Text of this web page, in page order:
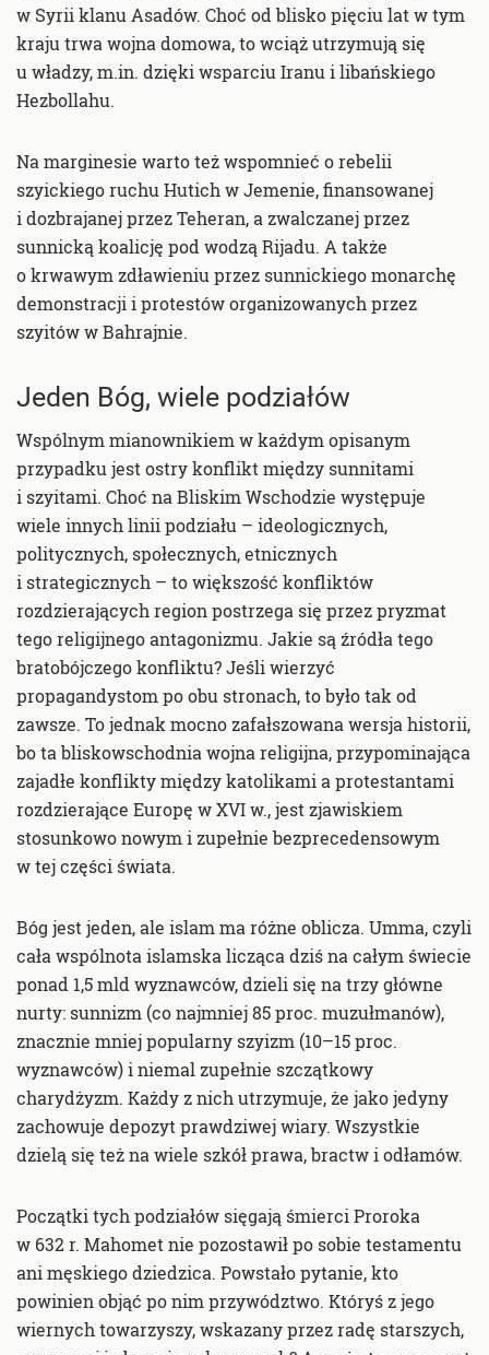
w Syrii klanu Asadów. Choć od blisko pięciu lat w tym
kraju trwa wojna domowa, to wciąż utrzymują się
u władzy, m.in. dzięki wsparciu Iranu i libańskiego
Hezbollahu.
Na marginesie warto też wspomnieć o rebelii
szyickiego ruchu Hutich w Jemenie, finansowanej
i dozbrajanej przez Teheran, a zwalczanej przez
sunnicką koalicję pod wodzą Rijadu. A także
o krwawym zdławieniu przez sunnickiego monarchę
demonstracji i protestów organizowanych przez
szyitów w Bahrajnie.
Jeden Bóg, wiele podziałów
Wspólnym mianownikiem w każdym opisanym
przypadku jest ostry konflikt między sunnitami
i szyitami. Choć na Bliskim Wschodzie występuje
wiele innych linii podziału – ideologicznych,
politycznych, społecznych, etnicznych
i strategicznych – to większość konfliktów
rozdzierających region postrzega się przez pryzmat
tego religijnego antagonizmu. Jakie są źródła tego
bratobójczego konfliktu? Jeśli wierzyć
propagandystom po obu stronach, to było tak od
zawsze. To jednak mocno zafałszowana wersja historii,
bo ta bliskowschodnia wojna religijna, przypominająca
zajadłe konflikty między katolikami a protestantami
rozdzierające Europę w XVI w., jest zjawiskiem
stosunkowo nowym i zupełnie bezprecedensowym
w tej części świata.
Bóg jest jeden, ale islam ma różne oblicza. Umma, czyli
cała wspólnota islamska licząca dziś na całym świecie
ponad 1,5 mld wyznawców, dzieli się na trzy główne
nurty: sunnizm (co najmniej 85 proc. muzułmanów),
znacznie mniej popularny szyizm (10–15 proc.
wyznawców) i niemal zupełnie szczątkowy
charydżyzm. Każdy z nich utrzymuje, że jako jedyny
zachowuje depozyt prawdziwej wiary. Wszystkie
dzielą się też na wiele szkół prawa, bractw i odłamów.
Początki tych podziałów sięgają śmierci Proroka
w 632 r. Mahomet nie pozostawił po sobie testamentu
ani męskiego dziedzica. Powstało pytanie, kto
powinien objąć po nim przywództwo. Któryś z jego
wiernych towarzyszy, wskazany przez radę starszych,